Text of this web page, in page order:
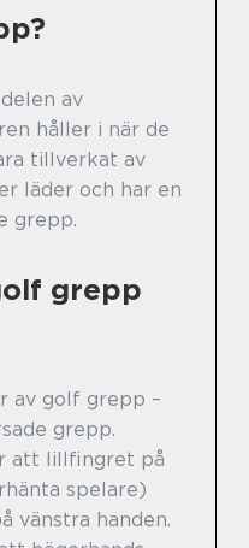
av
håller i när de
tillverkat av
läder och har en
grepp.
grepp
av golf grepp –
grepp.
att lillfingret på
spelare)
vänstra handen.